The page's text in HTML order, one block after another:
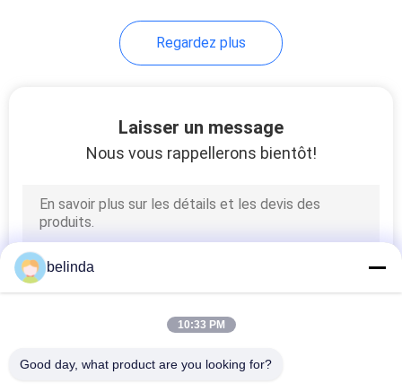
Jambe de ripper
Carbure de
tungstène à face
Regardez plus
Laisser un message
Nous vous rappellerons bientôt!
belinda
10:33 PM
Good day, what product are you looking for?